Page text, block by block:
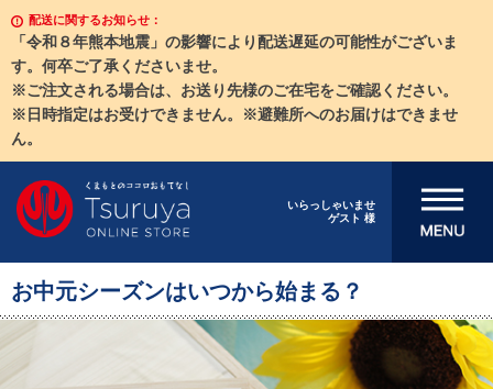
配送に関するお知らせ：
「令和８年熊本地震」の影響により配送遅延の可能性がございま
す。何卒ご了承くださいませ。
※ご注文される場合は、お送り先様のご在宅をご確認ください。
※日時指定はお受けできません。※避難所へのお届けはできませ
ん。
いらっしゃいませ
ゲスト 様
メニューを開
お中元シーズンはいつから始まる？